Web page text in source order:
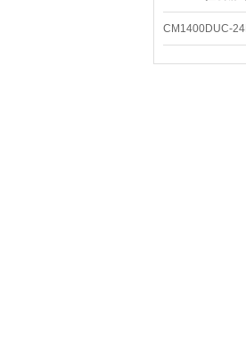
CM1400DUC-